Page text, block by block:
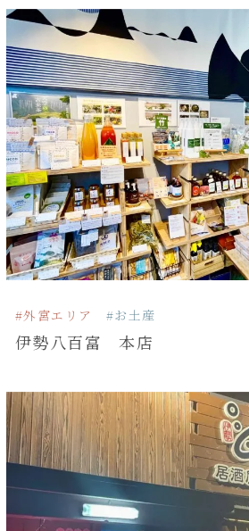
#外宮エリア #お土産
伊勢八百富 本店